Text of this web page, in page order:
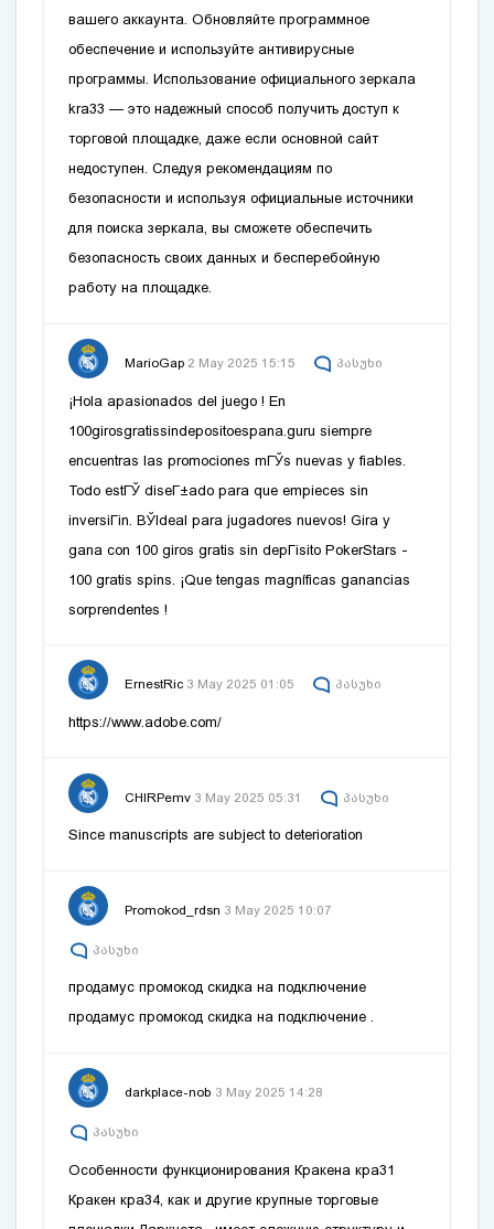
вашего аккаунта. Обновляйте программное
обеспечение и используйте антивирусные
программы. Использование официального зеркала
kra33 — это надежный способ получить доступ к
торговой площадке, даже если основной сайт
недоступен. Следуя рекомендациям по
безопасности и используя официальные источники
для поиска зеркала, вы сможете обеспечить
безопасность своих данных и бесперебойную
работу на площадке.
MarioGap 2 May 2025 15:15 პასუხი
¡Hola apasionados del juego ! En
100girosgratissindepositoespana.guru siempre
encuentras las promociones mГЎs nuevas y fiables.
Todo estГЎ diseГ±ado para que empieces sin
inversiГіn. ВЎIdeal para jugadores nuevos! Gira y
gana con 100 giros gratis sin depГіsito PokerStars -
100 gratis spins . ¡Que tengas magníficas ganancias
sorprendentes !
ErnestRic 3 May 2025 01:05 პასუხი
https://www.adobe.com/
CHIRPemv 3 May 2025 05:31 პასუხი
Since manuscripts are subject to deterioration
Promokod_rdsn 3 May 2025 10:07
პასუხი
продамус промокод скидка на подключение
продамус промокод скидка на подключение .
darkplace-nob 3 May 2025 14:28
პასუხი
Особенности функционирования Кракенакра31
Кракенкра34 ‚ как и другие крупные торговые